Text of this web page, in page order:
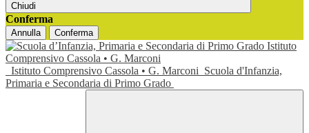
Chiudi
Conferma
Annulla Conferma
Istituto Comprensivo Cassola • G. Marconi Scuola d'Infanzia,
Primaria e Secondaria di Primo Grado